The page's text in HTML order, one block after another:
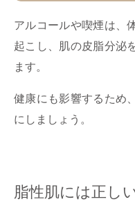
アルコールや喫煙は、
起こし、肌の皮脂分泌
ます。
健康にも影響するため
にしましょう。
脂性肌には正し